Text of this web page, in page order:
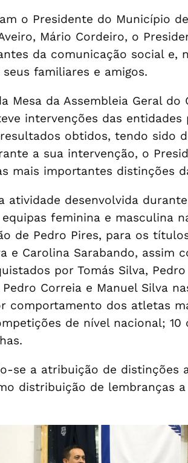
o Presidente do Município
Mário Cordeiro, o
da comunicação social e,
familiares e amigos.
da Assembleia Geral do
intervenções das
obtidos, tendo sido
a sua intervenção, o
mais importantes distinções
desenvolvida
feminina e masculina
de Pedro Pires, para os
e Carolina Sarabando, assim
por Tomás Silva,
Correia e Manuel Silva
comportamento dos atletas
de nível nacional; 10
se a atribuição de distinções
distribuição de lembranças